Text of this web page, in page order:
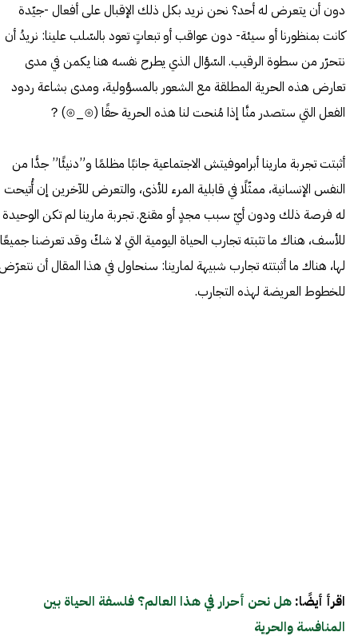
دون أن يتعرض له أحد؟ نحن نريد بكل ذلك الإقبال على أفعال -جيّدة
كانت بمنظورنا أو سيئة- دون عواقب أو تبعاتٍ تعود بالسّلب علينا: نريدُ أن
نتحرّر من سطوة الرقيب. السّؤال الذي يطرح نفسه هنا يكمن في مدى
تعارض هذه الحرية المطلقة مع الشعور بالمسؤولية، ومدى بشاعة ردود
الفعل التي ستصدر منَّا إذا مُنحت لنا هذه الحرية حقًا (⊙_⊙)？
أثبتت تجربة مارينا أبراموفيتش الاجتماعية جانبًا مظلمًا و”دنيئًا” جدًّا من
النفس الإنسانية، ممثّلًا في قابلية المرء للأذى، والتعرض للآخرين إن أُتيحت
له فرصة ذلك ودون أيّ سبب مجدٍ أو مقنع. تجربة مارينا لم تكن الوحيدة
للأسف، هناك ما تثبته تجارب الحياة اليومية التي لا شكّ وقد تعرضنا جميعًا
لها، هناك ما أثبتته تجارب شبيهة لمارينا: سنحاول في هذا المقال أن
للخطوط العريضة لهذه التجارب.
اقرأ أيضًا: هل نحن أحرار في هذا العالم؟ فلسفة الحياة بين
المنافسة والحرية